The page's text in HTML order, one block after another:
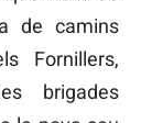
de camins
Fornillers,
brigades